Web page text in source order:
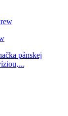
pánskej